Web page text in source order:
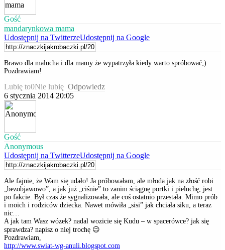
Gość
mandarynkowa mama
Udostępnij na TwitterzeUdostępnij na Google
Brawo dla malucha i dla mamy że wypatrzyła kiedy warto spróbować;)
Pozdrawiam!
Lubię to0Nie lubię Odpowiedz
6 stycznia 2014 20:05
Gość
Anonymous
Udostępnij na TwitterzeUdostępnij na Google
Ale fajnie, że Wam się udało! Ja próbowałam, ale młoda jak na złość robi
„bezobjawowo”, a jak już „ciśnie” to zanim ściągnę portki i pieluchę, jest
po fakcie. Był czas że sygnalizowała, ale coś ostatnio przestała. Mimo prób
i moich i rodziców dziecka. Nawet mówiła „sisi” jak chciała siku, a teraz
nic…
A jak tam Wasz wózek? nadal wozicie się Kudu – w spacerówce? jak się
sprawdza? napisz o niej trochę 😉
Pozdrawiam,
http://www.swiat-wg-anuli.blogspot.com